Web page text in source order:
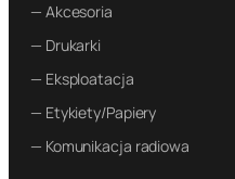
— Akcesoria
— Drukarki
— Eksploatacja
— Etykiety/Papiery
— Komunikacja radiowa